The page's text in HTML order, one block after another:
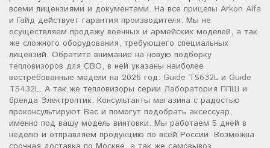
всеми лицензиями и документами. На все прицелы Arkon Alfa
и Гайд действует гарантия производителя. Мы не
осуществляем продажу военных и армейских моделей, а так
же сложного оборудования, требующего специальных
лицензий. Обратите внимание на новую подборку
тепловизоров для СВО, в ней указаны наиболее
востребованные модели на 2026 год: Guide TS632L и Guide
TS432L. А так же тепловизоры серии Лаборатория ППШ и
бренда Электроптик. Консультанты магазина с радостью
проконсультируют Вас и помогут подобрать аксессуар,
именно под вашу модель винтовки. Мы работаем 5 дней в
неделю и отправляем продукцию по всей России. Возможна